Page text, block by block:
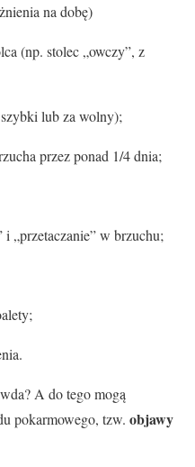
na dobę)
(np. stolec „owczy”, z
lub za wolny);
przez ponad 1/4 dnia;
i „przetaczanie” w brzuchu;
A do tego mogą
pokarmowego, tzw. objawy